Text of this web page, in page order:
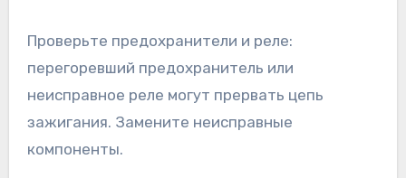
Проверьте предохранители и реле:
перегоревший предохранитель или
неисправное реле могут прервать цепь
зажигания. Замените неисправные
компоненты.